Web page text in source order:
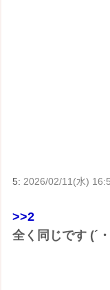
5: 2026/02/11(水)
>>2
全く同じです (´